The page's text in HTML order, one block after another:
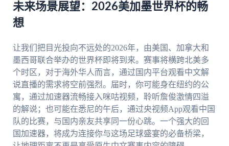
未来场景展望：2026美加墨世界杯的畅
想
让我们把目光投向不远处的2026年，由美国、加拿大和
墨西哥联合举办的世界杯即将到来。赛事将横跨北美多
个时区，对于海外华人而言，通过国内平台观看中文解
说直播的需求将空前强烈。届时，你可能身在纽约的公
寓，通过加速器流畅接入咪咕视频，聆听詹俊激情四溢
的解说；也可能在悉尼的午后，通过央视频App观看中国
队的比赛，与国内亲友共享同一份心跳。一个强大的回
国加速器，将成为连接你与这场足球盛宴的必备桥梁，